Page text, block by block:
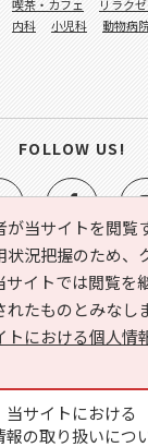
が当サイトを閲覧
状況把握のため、
イトでは閲覧を
れたものとみなし
トにおける個人
当サイトにおける
報の取り扱いにつ
）とは？ お気に
報の取り扱いについて
広告掲載に関するお
喫茶・カフェ リラク
内科 小児科 動物病
FOLLOW US!